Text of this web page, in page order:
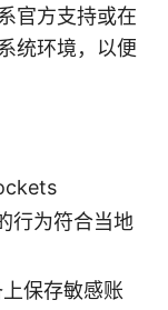
官方支持或在
统环境，以便
行为符合当地
保存敏感账